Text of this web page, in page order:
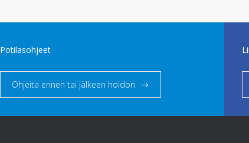
Potilasohjeet
Ohjeita ennen tai jälkeen hoidon